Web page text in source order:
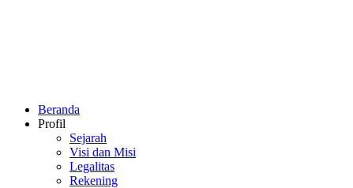
Beranda
Profil
Sejarah
Visi dan Misi
Legalitas
Rekening